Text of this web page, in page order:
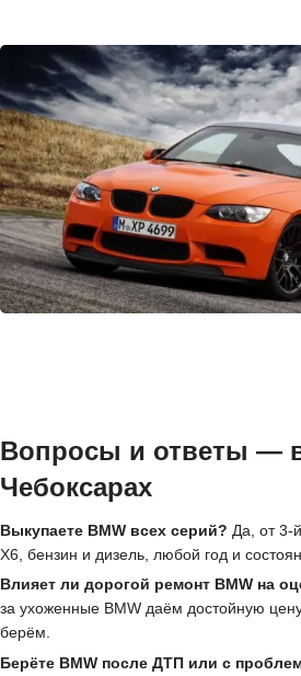
Вопросы и ответы —
Чебоксарах
Выкупаете BMW всех серий? Да, от 3-
X6, бензин и дизель, любой год и
Влияет ли дорогой ремонт BMW на
за ухоженные BMW даём достойную
берём.
Берёте BMW после ДТП или с